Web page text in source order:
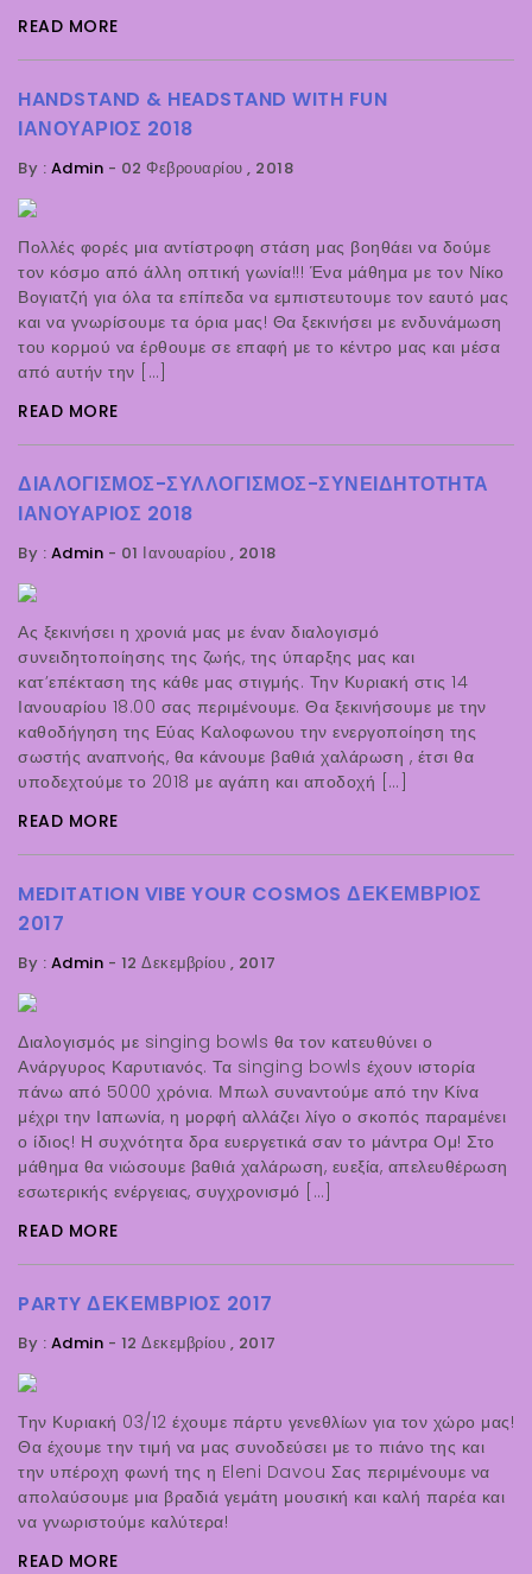
READ MORE
HANDSTAND & HEADSTAND WITH FUN
ΙΑΝΟΥΆΡΙΟΣ 2018
By : Admin - 02 Φεβρουαρίου , 2018
Πολλές φορές μια αντίστροφη στάση μας βοηθάει να δούμε
τον κόσμο από άλλη οπτική γωνία!!! Ένα μάθημα με τον Νίκο
Βογιατζή για όλα τα επίπεδα να εμπιστευτουμε τον εαυτό μας
και να γνωρίσουμε τα όρια μας! Θα ξεκινήσει με ενδυνάμωση
του κορμού να έρθουμε σε επαφή με το κέντρο μας και μέσα
από αυτήν την […]
READ MORE
ΔΙΑΛΟΓΙΣΜΌΣ-ΣΥΛΛΟΓΙΣΜΌΣ-ΣΥΝΕΙΔΗΤΌΤΗΤΑ
ΙΑΝΟΥΆΡΙΟΣ 2018
By : Admin - 01 Ιανουαρίου , 2018
Ας ξεκινήσει η χρονιά μας με έναν διαλογισμό
συνειδητοποίησης της ζωής, της ύπαρξης μας και
κατ’επέκταση της κάθε μας στιγμής. Την Κυριακή στις 14
Ιανουαρίου 18.00 σας περιμένουμε. Θα ξεκινήσουμε με την
καθοδήγηση της Εύας Καλοφωνου την ενεργοποίηση της
σωστής αναπνοής, θα κάνουμε βαθιά χαλάρωση , έτσι θα
υποδεχτούμε το 2018 με αγάπη και αποδοχή […]
READ MORE
MEDITATION VIBE YOUR COSMOS ΔΕΚΈΜΒΡΙΟΣ
2017
By : Admin - 12 Δεκεμβρίου , 2017
Διαλογισμός με singing bowls θα τον κατευθύνει ο
Ανάργυρος Καρυτιανός. Τα singing bowls έχουν ιστορία
πάνω από 5000 χρόνια. Μπωλ συναντούμε από την Κίνα
μέχρι την Ιαπωνία, η μορφή αλλάζει λίγο ο σκοπός παραμένει
ο ίδιος! Η συχνότητα δρα ευεργετικά σαν το μάντρα Ομ! Στο
μάθημα θα νιώσουμε βαθιά χαλάρωση, ευεξία, απελευθέρωση
εσωτερικής ενέργειας, συγχρονισμό […]
READ MORE
PARTY ΔΕΚΈΜΒΡΙΟΣ 2017
By : Admin - 12 Δεκεμβρίου , 2017
Την Κυριακή 03/12 έχουμε πάρτυ γενεθλίων για τον χώρο μας!
Θα έχουμε την τιμή να μας συνοδεύσει με το πιάνο της και
την υπέροχη φωνή της η Eleni Davou Σας περιμένουμε να
απολαύσουμε μια βραδιά γεμάτη μουσική και καλή παρέα και
να γνωριστούμε καλύτερα!
READ MORE